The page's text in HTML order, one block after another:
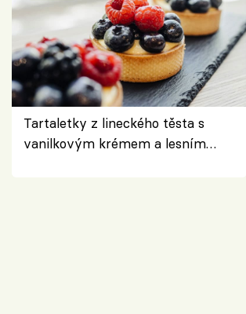
Tartaletky z lineckého těsta s
vanilkovým krémem a lesním